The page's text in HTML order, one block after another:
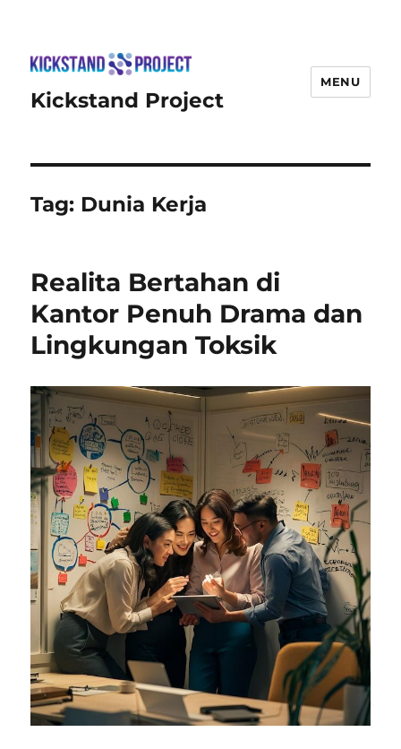
Kickstand Project
MENU
Tag: Dunia Kerja
Realita Bertahan di
Kantor Penuh Drama dan
Lingkungan Toksik